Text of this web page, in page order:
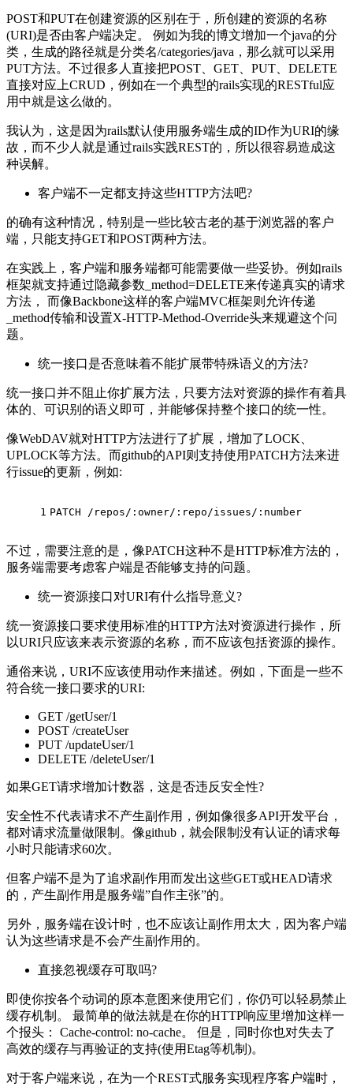
POST和PUT在创建资源的区别在于，所创建的资源的名称
(URI)是否由客户端决定。 例如为我的博文增加一个java的分
类，生成的路径就是分类名/categories/java，那么就可以采用
PUT方法。不过很多人直接把POST、GET、PUT、DELETE
直接对应上CRUD，例如在一个典型的rails实现的RESTful应
用中就是这么做的。
我认为，这是因为rails默认使用服务端生成的ID作为URI的缘
故，而不少人就是通过rails实践REST的，所以很容易造成这
种误解。
客户端不一定都支持这些HTTP方法吧?
的确有这种情况，特别是一些比较古老的基于浏览器的客户
端，只能支持GET和POST两种方法。
在实践上，客户端和服务端都可能需要做一些妥协。例如rails
框架就支持通过隐藏参数_method=DELETE来传递真实的请求
方法， 而像Backbone这样的客户端MVC框架则允许传递
_method传输和设置X-HTTP-Method-Override头来规避这个问
题。
统一接口是否意味着不能扩展带特殊语义的方法?
统一接口并不阻止你扩展方法，只要方法对资源的操作有着具
体的、可识别的语义即可，并能够保持整个接口的统一性。
像WebDAV就对HTTP方法进行了扩展，增加了LOCK、
UPLOCK等方法。而github的API则支持使用PATCH方法来进
行issue的更新，例如:
1 PATCH /repos/:owner/:repo/issues/:number
不过，需要注意的是，像PATCH这种不是HTTP标准方法的，
服务端需要考虑客户端是否能够支持的问题。
统一资源接口对URI有什么指导意义?
统一资源接口要求使用标准的HTTP方法对资源进行操作，所
以URI只应该来表示资源的名称，而不应该包括资源的操作。
通俗来说，URI不应该使用动作来描述。例如，下面是一些不
符合统一接口要求的URI:
GET /getUser/1
POST /createUser
PUT /updateUser/1
DELETE /deleteUser/1
如果GET请求增加计数器，这是否违反安全性?
安全性不代表请求不产生副作用，例如像很多API开发平台，
都对请求流量做限制。像github，就会限制没有认证的请求每
小时只能请求60次。
但客户端不是为了追求副作用而发出这些GET或HEAD请求
的，产生副作用是服务端”自作主张”的。
另外，服务端在设计时，也不应该让副作用太大，因为客户端
认为这些请求是不会产生副作用的。
直接忽视缓存可取吗?
即使你按各个动词的原本意图来使用它们，你仍可以轻易禁止
缓存机制。 最简单的做法就是在你的HTTP响应里增加这样一
个报头： Cache-control: no-cache。 但是，同时你也对失去了
高效的缓存与再验证的支持(使用Etag等机制)。
对于客户端来说，在为一个REST式服务实现程序客户端时，